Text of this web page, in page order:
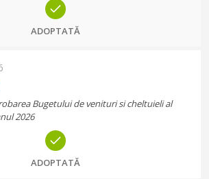
ADOPTATĂ
Bugetului de venituri si cheltuieli al
2026
ADOPTATĂ